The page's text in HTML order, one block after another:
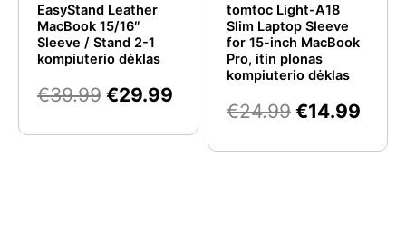
EasyStand Leather
MacBook 15/16″
Sleeve / Stand 2-1
kompiuterio dėklas
€39.99 €29.99
tomtoc Light-A18
Slim Laptop Sleeve
for 15-inch MacBook
Pro, itin plonas
kompiuterio dėklas
€24.99 €14.99